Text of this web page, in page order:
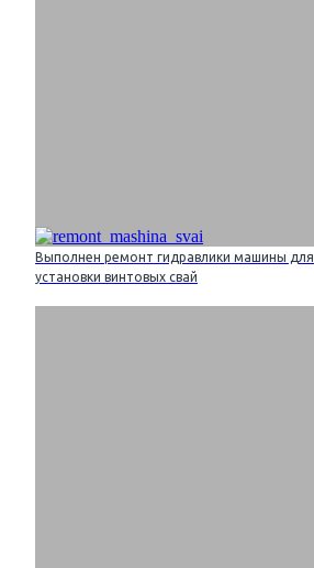
Выполнен ремонт гидравлики машины для
установки винтовых свай